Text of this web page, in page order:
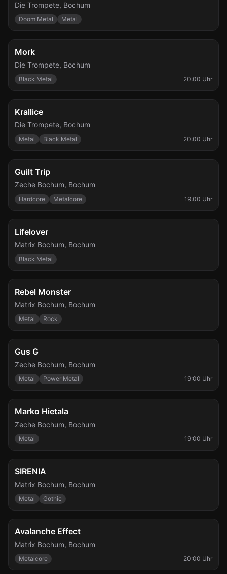
Die Trompete, Bochum
Doom Metal Metal
Do., 15. Okt.
Mork
Die Trompete, Bochum
Black Metal 20:00 Uhr
Sa., 17. Okt.
Krallice
Die Trompete, Bochum
Metal Black Metal 20:00 Uhr
Do., 22. Okt.
Guilt Trip
Zeche Bochum, Bochum
Hardcore Metalcore 19:00 Uhr
Fr., 23. Okt.
Lifelover
Matrix Bochum, Bochum
Black Metal
Sa., 24. Okt.
Rebel Monster
Matrix Bochum, Bochum
Metal Rock
Mi., 28. Okt.
Gus G
Zeche Bochum, Bochum
Metal Power Metal 19:00 Uhr
Do., 29. Okt.
Marko Hietala
Zeche Bochum, Bochum
Metal 19:00 Uhr
Mi., 4. Nov.
SIRENIA
Matrix Bochum, Bochum
Metal Gothic
Sa., 7. Nov.
Avalanche Effect
Matrix Bochum, Bochum
Metalcore 20:00 Uhr